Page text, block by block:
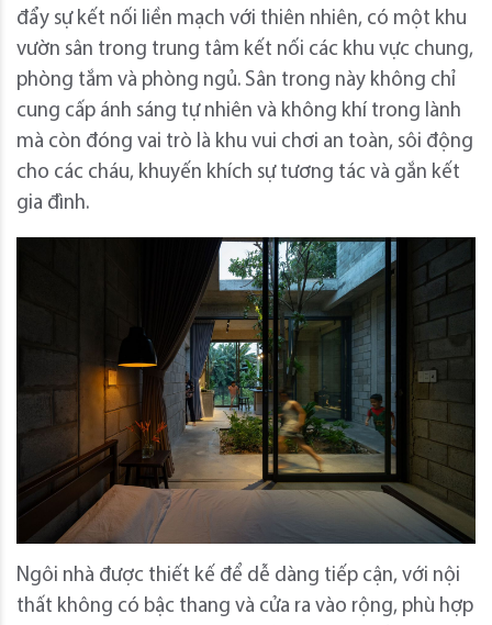
đẩy sự kết nối liền mạch với thiên nhiên, có một khu
vườn sân trong trung tâm kết nối các khu vực chung,
phòng tắm và phòng ngủ. Sân trong này không chỉ
cung cấp ánh sáng tự nhiên và không khí trong lành
mà còn đóng vai trò là khu vui chơi an toàn, sôi động
cho các cháu, khuyến khích sự tương tác và gắn kết
gia đình.
Ngôi nhà được thiết kế để dễ dàng tiếp cận, với nội
thất không có bậc thang và cửa ra vào rộng, phù hợp